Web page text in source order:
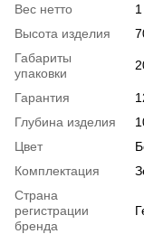
Вес нетто
1
Высота изделия
Габариты
упаковки
Гарантия
Глубина изделия
Цвет
Комплектация
Страна
регистрации
бренда